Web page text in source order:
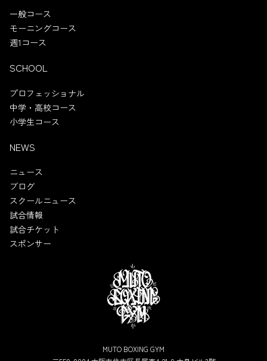
一般コース
モーニングコース
週1コース
SCHOOL
プロフェッショナル
中学・高校コース
小学生コース
NEWS
ニュース
ブログ
スクールニュース
試合情報
試合チケット
スポンサー
MUTO BOXING GYM